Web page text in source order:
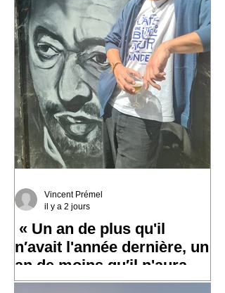
« Un an de plus qu'il
n′avait l'année dernière, un
an de moins qu′il n'aura
l′an prochain »
Vincent Prémel
il y a 2 jours